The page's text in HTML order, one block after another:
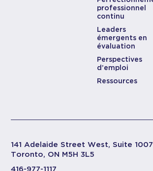
professionnel
continu
Leaders
émergents en
évaluation
Perspectives
d’emploi
Ressources
141 Adelaide Street West, Suite 1007
Toronto, ON M5H 3L5
416-977-1117